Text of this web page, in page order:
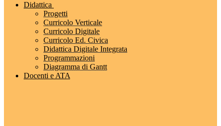
Didattica
Progetti
Curricolo Verticale
Curricolo Digitale
Curricolo Ed. Civica
Didattica Digitale Integrata
Programmazioni
Diagramma di Gantt
Docenti e ATA